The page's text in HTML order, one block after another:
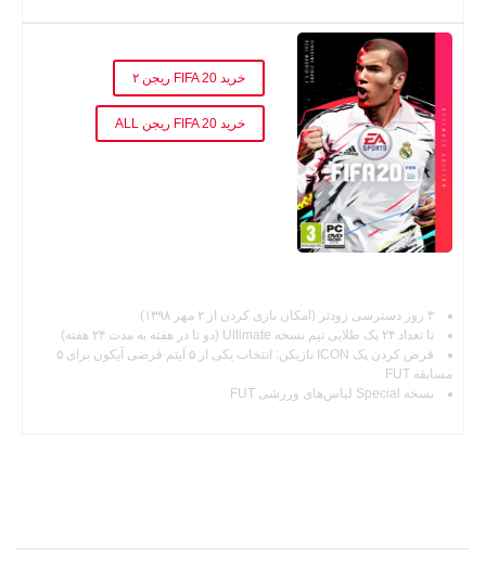
خرید FIFA 20 ریجن ۲
خرید FIFA 20 ریجن ALL
۳ روز دسترسی زودتر (امکان بازی کردن از ۲ مهر ۱۳۹۸)
تا تعداد ۲۴ پک طلایی تیم نسخه Ultimate (دو تا در هفته به مدت ۲۴ هفته)
قرض کردن پک ICON بازیکن: انتخاب یکی از ۵ آیتم قرضی آیکون برای ۵
مسابقه FUT
نسخه Special لباس‌های ورزشی FUT